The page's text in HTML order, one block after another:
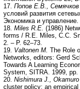
17. Попов Е.В.,
условий развития
Экономика и
18. Miles R.E. (1986)
forms / R.E. Miles, C.C.
2. – P. 62–73.
19. Valtonen M. The Role
Networks, editors: Gerd
Towards A Learning
System, SITRA. 1999, pp.
20. Nishimura J., Okamuro
cluster policy: an